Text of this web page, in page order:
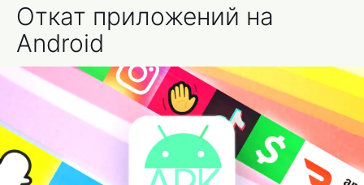
Откат приложений на
Android